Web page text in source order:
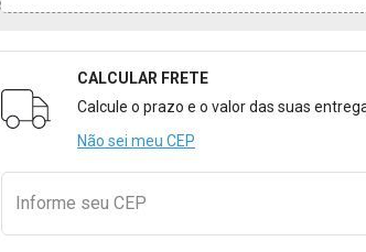
Formulário para Calcular o
CALCULAR FRETE
Calcule o prazo e o valor das suas
Não sei meu CEP
Informe seu CEP